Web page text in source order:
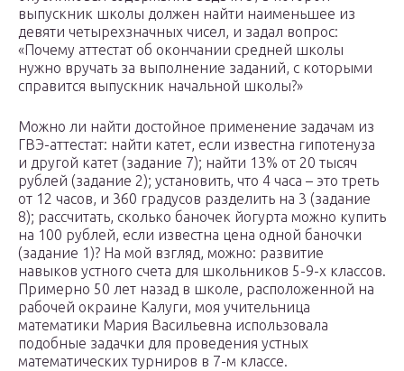
выпускник школы должен найти наименьшее из
девяти четырехзначных чисел, и задал вопрос:
«Почему аттестат об окончании средней школы
нужно вручать за выполнение заданий, с которыми
справится выпускник начальной школы?»
Можно ли найти достойное применение задачам из
ГВЭ-аттестат: найти катет, если известна гипотенуза
и другой катет (задание 7); найти 13% от 20 тысяч
рублей (задание 2); установить, что 4 часа – это треть
от 12 часов, и 360 градусов разделить на 3 (задание
8); рассчитать, сколько баночек йогурта можно купить
на 100 рублей, если известна цена одной баночки
(задание 1)? На мой взгляд, можно: развитие
навыков устного счета для школьников 5-9-х классов.
Примерно 50 лет назад в школе, расположенной на
рабочей окраине Калуги, моя учительница
математики Мария Васильевна использовала
подобные задачки для проведения устных
математических турниров в 7-м классе.